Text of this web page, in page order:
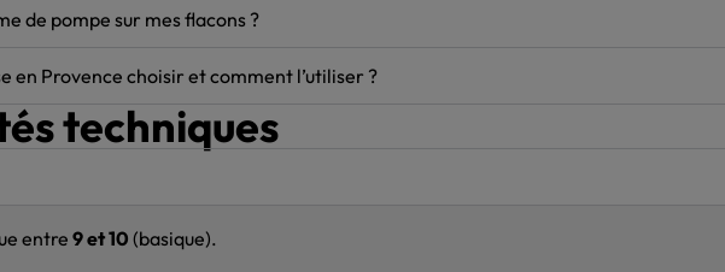
de pompe sur mes flacons ?
en Provence choisir et comment l’utiliser ?
techniques
entre 9 et 10 (basique).